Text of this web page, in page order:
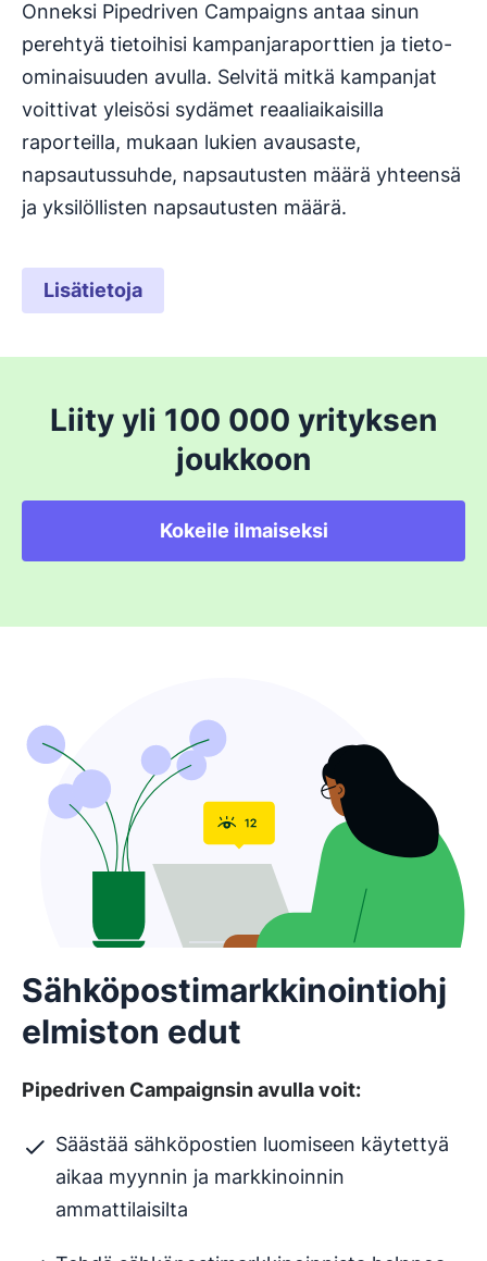
Onneksi Pipedriven Campaigns antaa sinun
perehtyä tietoihisi kampanjaraporttien ja tieto-
ominaisuuden avulla. Selvitä mitkä kampanjat
voittivat yleisösi sydämet reaaliaikaisilla
raporteilla, mukaan lukien avausaste,
napsautussuhde, napsautusten määrä yhteensä
ja yksilöllisten napsautusten määrä.
Lisätietoja
Liity yli 100 000 yrityksen
joukkoon
Kokeile ilmaiseksi
Sähköpostimarkkinointiohj
elmiston edut
Pipedriven Campaignsin avulla voit:
Säästää sähköpostien luomiseen käytettyä
aikaa myynnin ja markkinoinnin
ammattilaisilta